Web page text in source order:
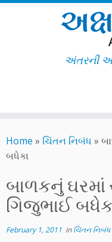
to
content
અંતરની
Home » ચિંતન નિબંધ »
બધેકા
બાળકનું ઘરમાં
ગિજુભાઈ
February 1, 2011 inચિંતન નિબંધ